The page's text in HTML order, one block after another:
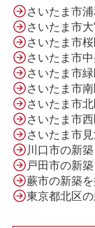
さいたま市
さいたま市
さいたま市
さいたま市
さいたま市
さいたま市
さいたま市
さいたま市
さいたま市
川口市の新
戸田市の新
蕨市の新築
東京都北区